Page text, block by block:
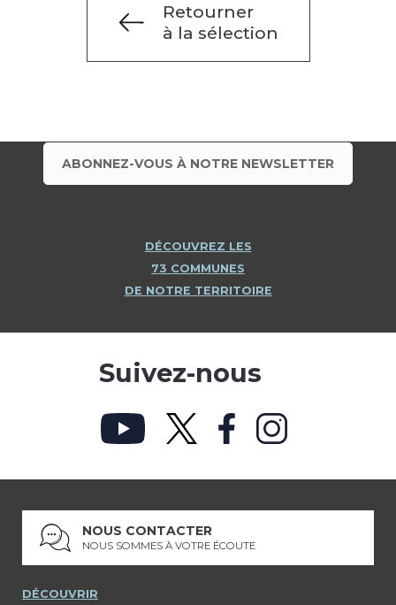
Retourner
à la sélection
ABONNEZ-VOUS À NOTRE NEWSLETTER
DÉCOUVREZ LES
73 COMMUNES
DE NOTRE TERRITOIRE
Suivez-nous
NOUS CONTACTER
NOUS SOMMES À VOTRE ÉCOUTE
DÉCOUVRIR